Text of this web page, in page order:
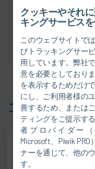
クッキーやそれ
キングサービス
このウェブサイトで
びトラッキングサー
用しています。弊社
意を必要としており
を表示するためだけ
にし、ご利用者様の
善するため、または
ティングをご提示す
者プロバイダー（
Microsoft、Piwik
ナーを通じて、他の
す。
コンタクト先